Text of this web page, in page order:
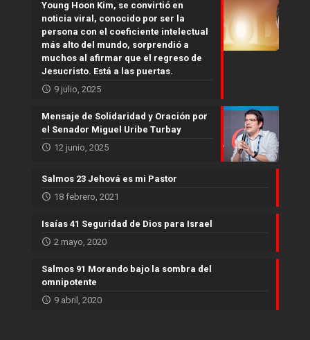
Young Hoon Kim, se convirtió en
noticia viral, conocido por ser la
persona con el coeficiente intelectual
más alto del mundo, sorprendió a
muchos al afirmar que el regreso de
Jesucristo. Está a las puertas.
9 julio, 2025
Mensaje de Solidaridad y Oración por
el Senador Miguel Uribe Turbay
12 junio, 2025
Salmos 23 Jehová es mi Pastor
18 febrero, 2021
Isaías 41 Seguridad de Dios para Israel
2 mayo, 2020
Salmos 91 Morando bajo la sombra del
omnipotente
9 abril, 2020